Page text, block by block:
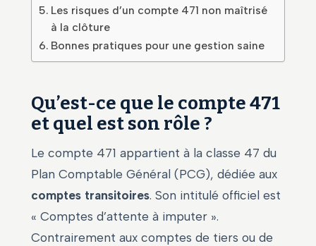
Les risques d’un compte 471 non maîtrisé
à la clôture
Bonnes pratiques pour une gestion saine
Qu’est-ce que le compte 471
et quel est son rôle ?
Le compte 471 appartient à la classe 47 du
Plan Comptable Général (PCG), dédiée aux
comptes transitoires. Son intitulé officiel est
« Comptes d’attente à imputer ».
Contrairement aux comptes de tiers ou de